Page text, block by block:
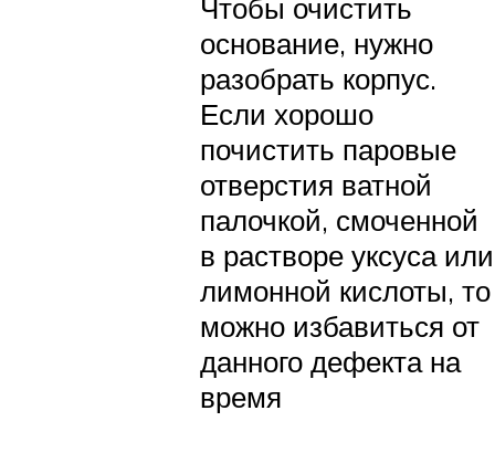
Чтобы очистить
основание, нужно
разобрать корпус.
Если хорошо
почистить паровые
отверстия ватной
палочкой, смоченной
в растворе уксуса или
лимонной кислоты, то
можно избавиться от
данного дефекта на
время